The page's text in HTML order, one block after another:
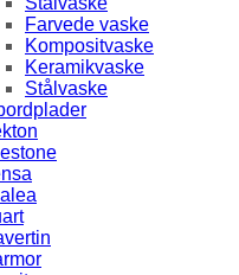
Farvede vaske
Kompositvaske
Keramikvaske
Stålvaske